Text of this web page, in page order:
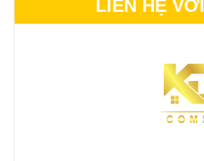
LIÊN HỆ